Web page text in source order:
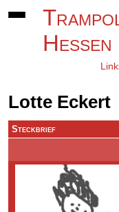
Hessen
Lotte Eckert
Steckbrief